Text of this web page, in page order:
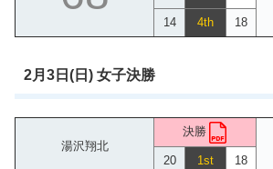
14 4th 18
2月3日(日) 女子決勝
湯沢翔北
決勝
20
1st 18